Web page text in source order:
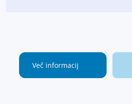
Več informacij